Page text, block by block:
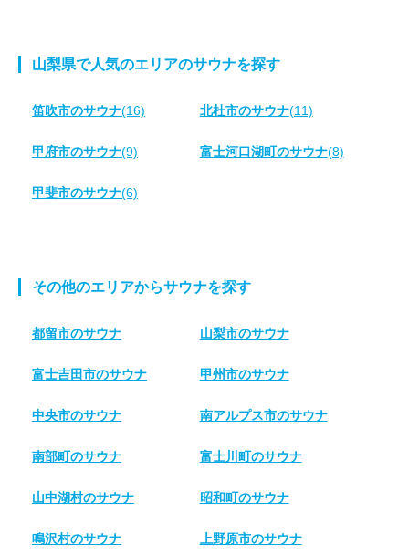
山梨県で人気のエリアのサウナを探す
笛吹市のサウナ(16) 北杜市のサウナ(11)
甲府市のサウナ(9) 富士河口湖町のサウナ(8)
甲斐市のサウナ(6)
その他のエリアからサウナを探す
都留市のサウナ 山梨市のサウナ
富士吉田市のサウナ 甲州市のサウナ
中央市のサウナ 南アルプス市のサウナ
南部町のサウナ 富士川町のサウナ
山中湖村のサウナ 昭和町のサウナ
鳴沢村のサウナ 上野原市のサウナ